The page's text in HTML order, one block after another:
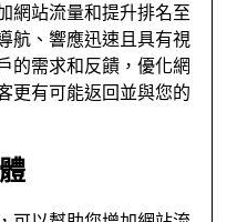
網站流量和提升排名至
航、響應迅速且具有視
的需求和反饋，優化網
更有可能返回並與您的